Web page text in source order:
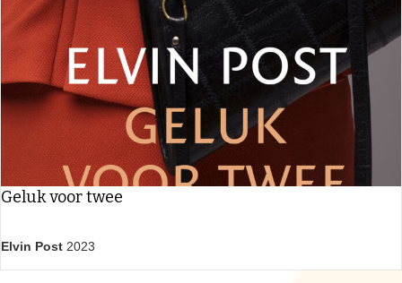
Geluk voor twee
Elvin Post 2023